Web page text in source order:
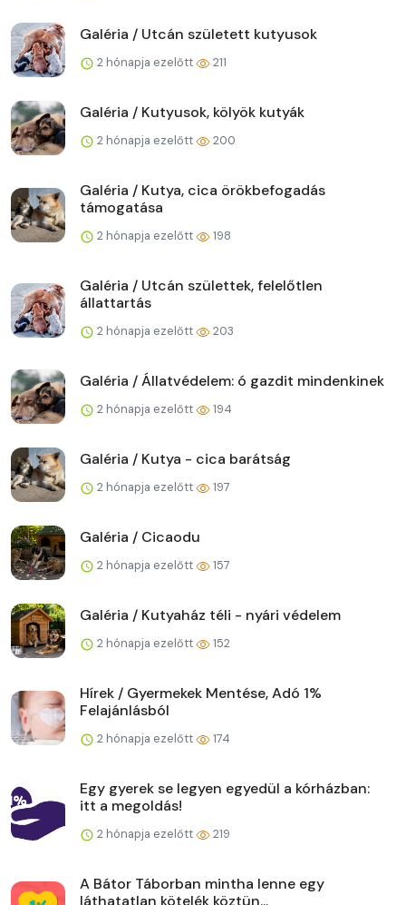
Galéria / Utcán született kutyusok
2 hónapja ezelőtt 211
Galéria / Kutyusok, kölyök kutyák
2 hónapja ezelőtt 200
Galéria / Kutya, cica örökbefogadás
támogatása
2 hónapja ezelőtt 198
Galéria / Utcán születtek, felelőtlen
állattartás
2 hónapja ezelőtt 203
Galéria / Állatvédelem: ó gazdit mindenkinek
2 hónapja ezelőtt 194
Galéria / Kutya - cica barátság
2 hónapja ezelőtt 197
Galéria / Cicaodu
2 hónapja ezelőtt 157
Galéria / Kutyaház téli - nyári védelem
2 hónapja ezelőtt 152
Hírek / Gyermekek Mentése, Adó 1%
Felajánlásból
2 hónapja ezelőtt 174
Egy gyerek se legyen egyedül a kórházban:
itt a megoldás!
2 hónapja ezelőtt 219
A Bátor Táborban mintha lenne egy